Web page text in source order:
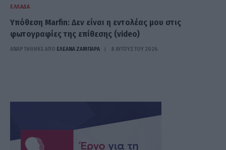
ΕΛΛΆΔΑ
Υπόθεση Marfin: Δεν είναι η εντολέας μου στις
φωτογραφίες της επίθεσης (video)
ΑΝΑΡΤΗΘΗΚΕ ΑΠΟ ΕΛΕΑΝΑ ΖΑΜΠΑΡΑ 8 ΑΥΓΟΎΣΤΟΥ 2026